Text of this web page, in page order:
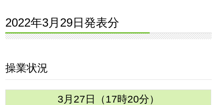
2022年3月29日発表分
操業状況
3月27日（17時20分）